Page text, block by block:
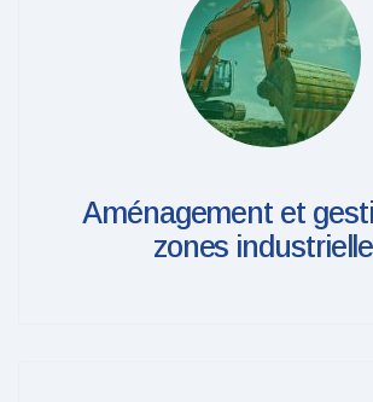
Aménagement et
zones